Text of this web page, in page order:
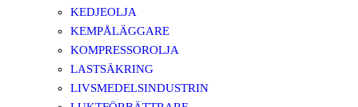
KEDJEOLJA
KEMPÅLÄGGARE
KOMPRESSOROLJA
LASTSÄKRING
LIVSMEDELSINDUSTRIN